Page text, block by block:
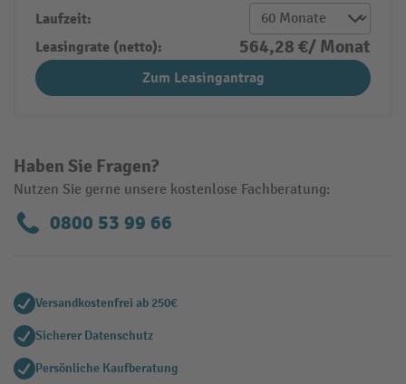
Haben Sie Fragen?
Nutzen Sie gerne unsere kostenlose Fachberatung:
0800 53 99 66
Laufzeit:
Leasingrate (netto):
564,28 €/ Monat
Zum Leasingantrag
Versandkostenfrei ab 250€
Sicherer Datenschutz
Persönliche Kaufberatung